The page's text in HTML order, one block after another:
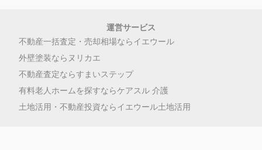
運営サービス
不動産一括査定・売却相場ならイエウール
外壁塗装ならヌリカエ
不動産査定ならすまいステップ
有料老人ホームを探すならケアスル 介護
土地活用・不動産投資ならイエウール土地活用